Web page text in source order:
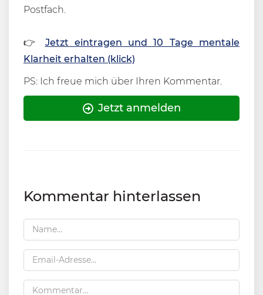
Postfach.
👉 Jetzt eintragen und 10 Tage mentale
Klarheit erhalten (klick)
PS: Ich freue mich über Ihren Kommentar.
Jetzt anmelden
Kommentar hinterlassen